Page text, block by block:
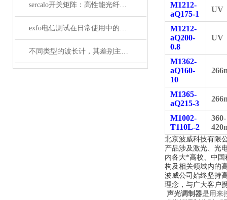
sercalo开关矩阵：高性能光纤连接的革新者
exfo电信测试在日常使用中的特点
不同类型的波长计，其差别主要体现在以下这些地方
M1212-
aQ175-1
UV
M1212-
aQ200-
0.8
UV
M1362-
aQ160-
10
M1365-
aQ215-3
M1002-
T110L-2
360-
北京波威科技有限
产品涉及激光、光
内各大*高校、中
构及相关领域内的
波威公司始终坚持
理念，与广大客户
声光调制器是用来